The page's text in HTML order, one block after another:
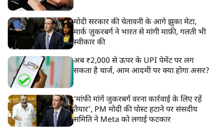
मोदी सरकार की चेतावनी के आगे झुका मेटा,
मार्क ज़ुकरबर्ग ने भारत से मांगी माफ़ी, गलती भी
स्वीकार की
अब ₹2,000 से ऊपर के UPI पेमेंट पर लग
सकता है चार्ज, आम आदमी पर क्या होगा असर?
‘मांफी मांगें जुकरबर्ग वरना कार्रवाई के लिए रहें
तैयार’, PM मोदी की पोस्ट हटाने पर संसदीय
समिति ने Meta को लगाई फटकार